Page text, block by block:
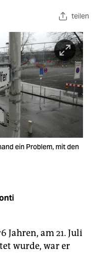
teilen
ein Problem, mit den
Jahren, am 21. Juli
wurde, war er